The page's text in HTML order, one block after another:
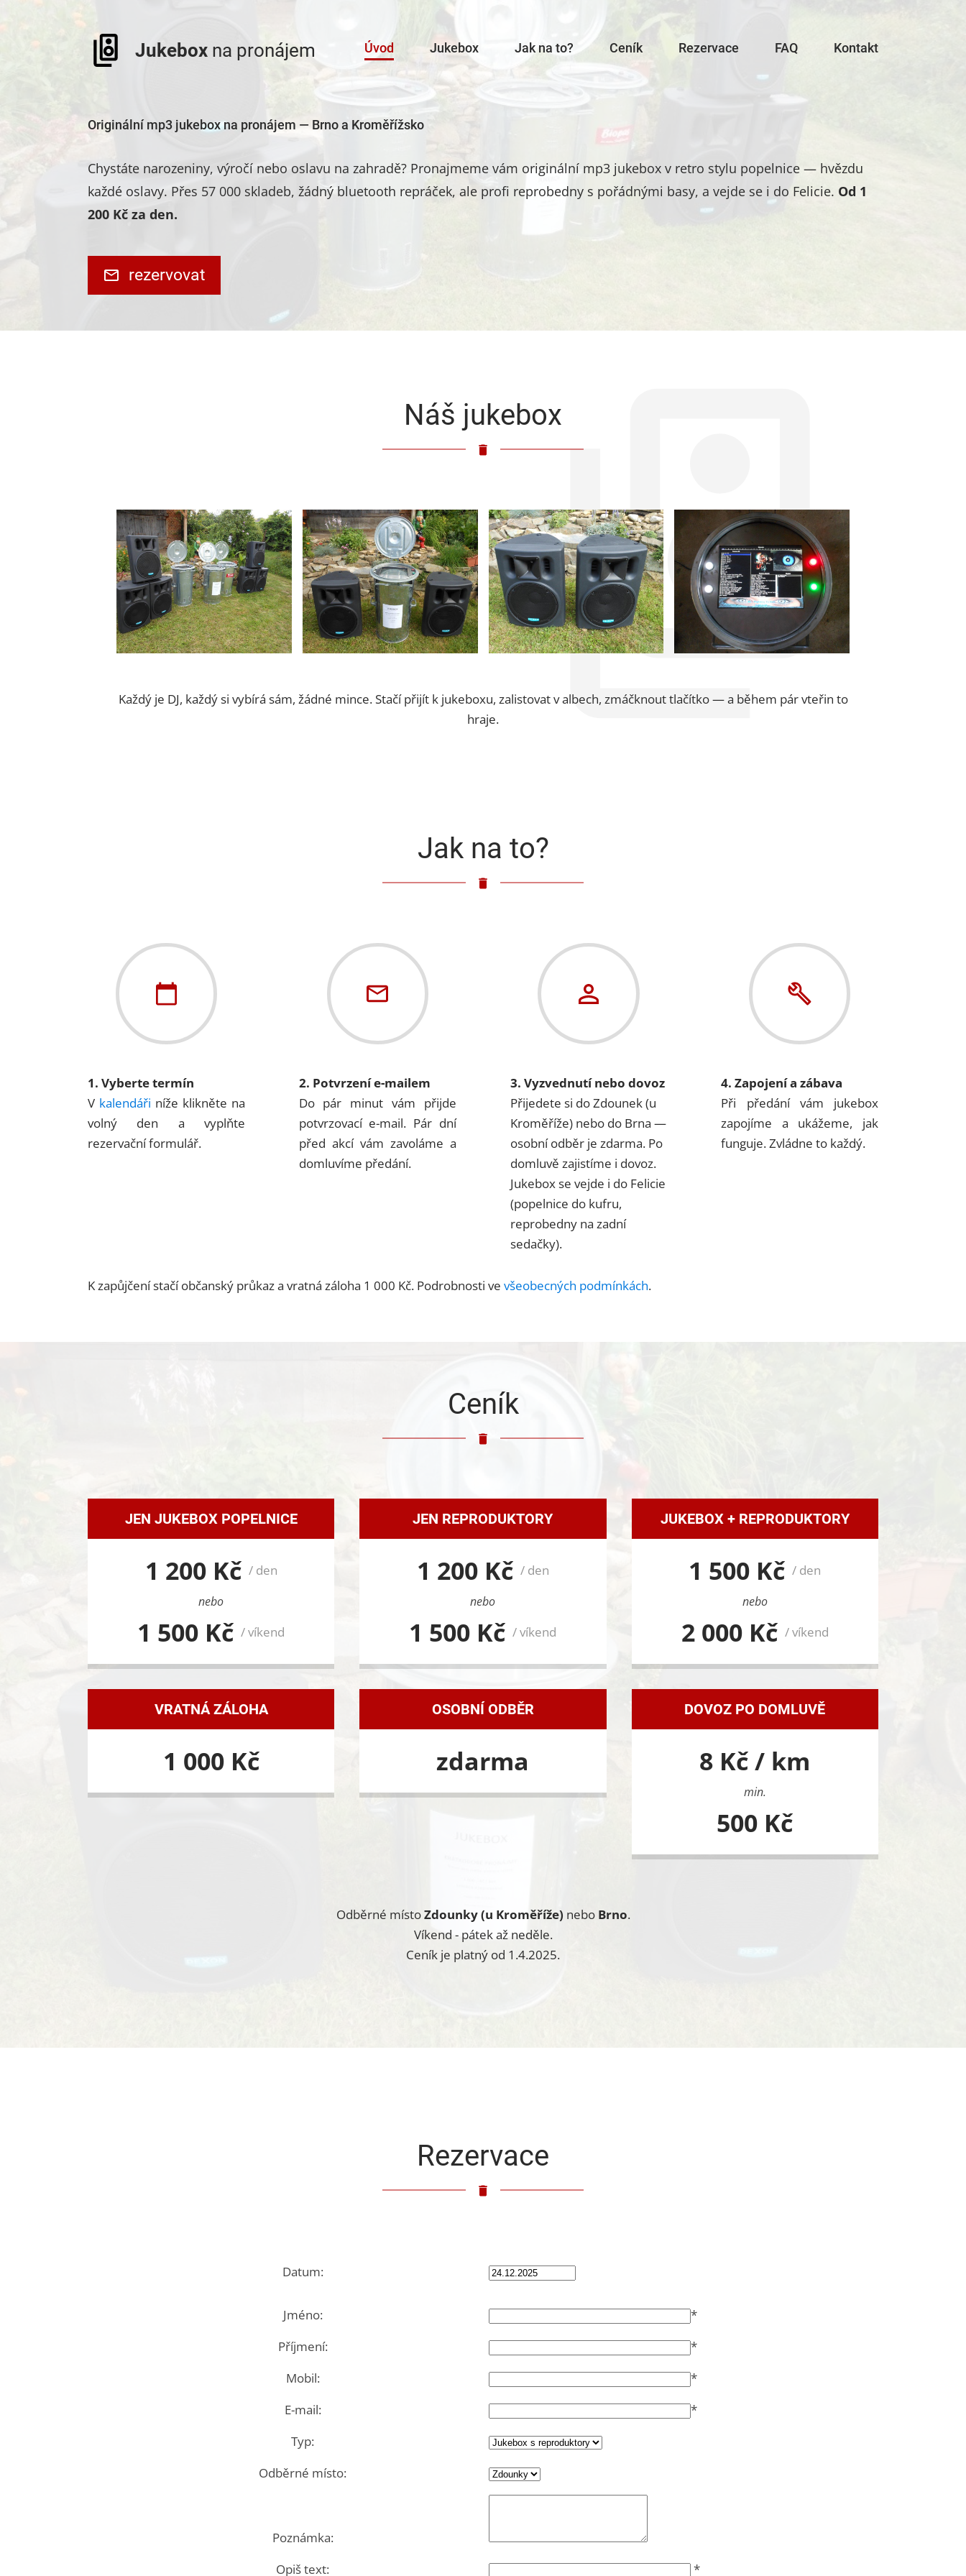
Jukebox na pronájem Úvod Jukebox Jak na to? Ceník Rezervace FAQ Kontakt
Originální mp3 jukebox na pronájem — Brno a Kroměřížsko
Chystáte narozeniny, výročí nebo oslavu na zahradě? Pronajmeme vám originální mp3 jukebox v retro stylu popelnice — hvězdu
každé oslavy. Přes 57 000 skladeb, žádný bluetooth repráček, ale profi reprobedny s pořádnými basy, a vejde se i do Felicie. Od 1
200 Kč za den.
rezervovat
Náš jukebox
Každý je DJ, každý si vybírá sám, žádné mince. Stačí přijít k jukeboxu, zalistovat v albech, zmáčknout tlačítko — a během pár vteřin to
hraje.
Jak na to?
1. Vyberte termín
V kalendáři níže klikněte na
volný den a vyplňte
rezervační formulář.
2. Potvrzení e-mailem
Do pár minut vám přijde
potvrzovací e-mail. Pár dní
před akcí vám zavoláme a
domluvíme předání.
3. Vyzvednutí nebo dovoz
Přijedete si do Zdounek (u
Kroměříže) nebo do Brna —
osobní odběr je zdarma. Po
domluvě zajistíme i dovoz.
Jukebox se vejde i do Felicie
(popelnice do kufru,
reprobedny na zadní
sedačky).
4. Zapojení a zábava
Při předání vám jukebox
zapojíme a ukážeme, jak
funguje. Zvládne to každý.
K zapůjčení stačí občanský průkaz a vratná záloha 1 000 Kč. Podrobnosti ve všeobecných podmínkách.
Ceník
JEN JUKEBOX POPELNICE
1 200 Kč / den
nebo
1 500 Kč / víkend
JEN REPRODUKTORY
1 200 Kč / den
nebo
1 500 Kč / víkend
JUKEBOX + REPRODUKTORY
1 500 Kč / den
nebo
2 000 Kč / víkend
VRATNÁ ZÁLOHA
1 000 Kč
OSOBNÍ ODBĚR
zdarma
DOVOZ PO DOMLUVĚ
8 Kč / km
min.
500 Kč
Odběrné místoZdounky (u Kroměříže) nebo Brno.
Víkend - pátek až neděle.
Ceník je platný od 1.4.2025.
Rezervace
Datum:
Jméno:
*
Příjmení:
*
Mobil:
*
E-mail:
*
Typ:
Odběrné místo:
Poznámka:
Opiš text:
*